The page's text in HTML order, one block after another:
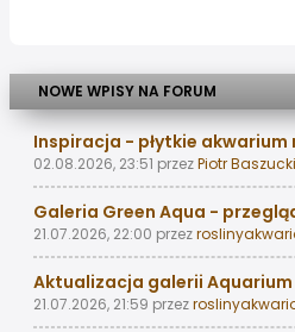
NOWE WPISY NA FORUM
Inspiracja - płytkie akwarium
02.08.2026, 23:51 przezPiotr Baszucki
Galeria Green Aqua -
21.07.2026, 22:00 przez
Aktualizacja galerii Aquarium
21.07.2026, 21:59 przez